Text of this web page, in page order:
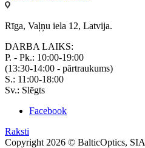
Rīga, Vaļņu iela 12, Latvija.
DARBA LAIKS:
P. - Pk.: 10:00-19:00
(13:30-14:00 - pārtraukums)
S.: 11:00-18:00
Sv.: Slēgts
Facebook
Raksti
Copyright 2026 © BalticOptics, SIA